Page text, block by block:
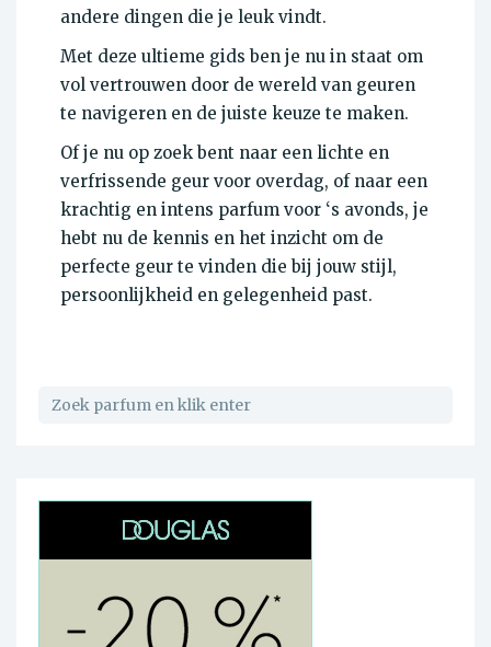
andere dingen die je leuk vindt.
Met deze ultieme gids ben je nu in staat om
vol vertrouwen door de wereld van geuren
te navigeren en de juiste keuze te maken.
Of je nu op zoek bent naar een lichte en
verfrissende geur voor overdag, of naar een
krachtig en intens parfum voor ‘s avonds, je
hebt nu de kennis en het inzicht om de
perfecte geur te vinden die bij jouw stijl,
persoonlijkheid en gelegenheid past.